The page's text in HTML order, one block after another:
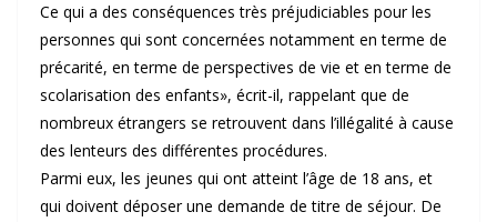
Ce qui a des conséquences très préjudiciables pour les
personnes qui sont concernées notamment en terme de
précarité, en terme de perspectives de vie et en terme de
scolarisation des enfants», écrit-il, rappelant que de
nombreux étrangers se retrouvent dans l’illégalité à cause
des lenteurs des différentes procédures.
Parmi eux, les jeunes qui ont atteint l’âge de 18 ans, et
qui doivent déposer une demande de titre de séjour. De